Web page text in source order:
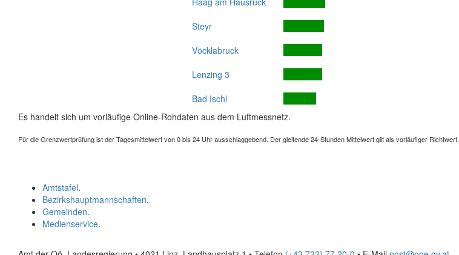
Steyr
Vöcklabruck
Lenzing 3
Bad Ischl
Es handelt sich um vorläufige Online-Rohdaten aus dem Luftmessnetz.
Für die Grenzwertprüfung ist der Tagesmittelwert von 0 bis 24 Uhr ausschlaggebend. Der gleitende 24-Stunden Mittelwert gilt als vorläufiger Richtwert.
Amtstafel.
Bezirkshauptmannschaften.
Gemeinden.
Medienservice.